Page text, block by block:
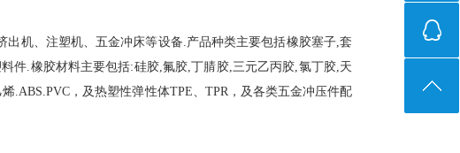
机、注塑机、五金冲床等设备.产品种类主要包括橡胶塞子,套
件.橡胶材料主要包括:硅胶,氟胶,丁腈胶,三元乙丙胶,氯丁胶,天
.ABS.PVC，及热塑性弹性体TPE、TPR，及各类五金冲压件配